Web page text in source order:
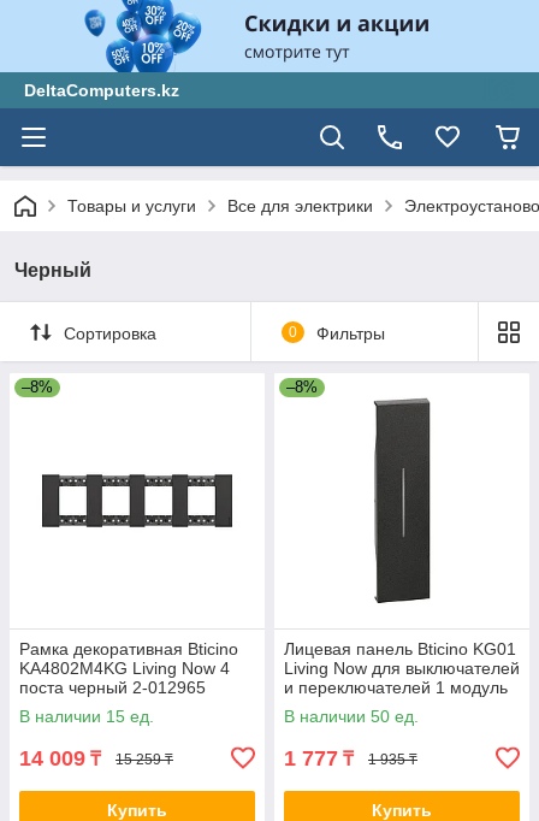
DeltaComputers.kz
Товары и услуги Все для электрики
Черный
Сортировка 0 Фильтры
–8%
Рамка декоративная Bticino
KA4802M4KG Living Now 4
поста черный 2-012965
В наличии 15 ед.
14 009 ₸ 15 259 ₸
Купить
–8%
Лицевая панель Bticino KG01
Living Now для выключателей
и переключателей 1 модуль
черный 2-012966
В наличии 50 ед.
1 777 ₸ 1 935 ₸
Купить